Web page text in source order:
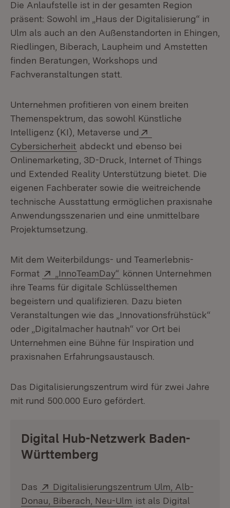
Die Anlaufstelle ist in der gesamten Region
präsent: Sowohl im „Haus der Digitalisierung“ in
Ulm als auch an den Außenstandorten in Ehingen,
Riedlingen, Biberach, Laupheim und Amstetten
finden Beratungen, Workshops und
Fachveranstaltungen statt.
Unternehmen profitieren von einem breiten
Themenspektrum, das sowohl Künstliche
Intelligenz (KI), Metaverse und
Cybersicherheit (Öffnet in neuem Fenster)
abdeckt und ebenso bei
Onlinemarketing, 3D-Druck, Internet of Things
und Extended Reality Unterstützung bietet. Die
eigenen Fachberater sowie die weitreichende
technische Ausstattung ermöglichen praxisnahe
Anwendungsszenarien und eine unmittelbare
Projektumsetzung.
Mit dem Weiterbildungs- und Teamerlebnis-
Format
Extern:
„InnoTeamDay“ (Öffnet in neuem Fenster)
können Unternehmen
ihre Teams für digitale Schlüsselthemen
begeistern und qualifizieren. Dazu bieten
Veranstaltungen wie das „Innovationsfrühstück“
oder „Digitalmacher hautnah“ vor Ort bei
Unternehmen eine Bühne für Inspiration und
praxisnahen Erfahrungsaustausch.
Das Digitalisierungszentrum wird für zwei Jahre
mit rund 500.000 Euro gefördert.
Digital Hub-Netzwerk Baden-
Württemberg
Das Extern:
Digitalisierungszentrum Ulm, Alb-
Donau, Biberach, Neu-Ulm (Öffnet in neuem
ist als Digital